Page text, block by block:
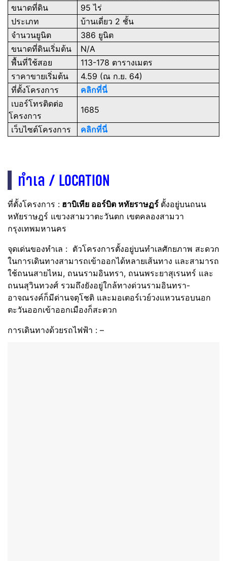
ขนาดที่ดิน
95 ไร่
ประเภท
บ้านเดี่ยว 2 ชั้น
จำนวนยูนิต
386 ยูนิต
ขนาดที่ดินเริ่มต้น
N/A
พื้นที่ใช้สอย
113-178 ตารางเมตร
ราคาขายเริ่มต้น
4.59 (ณ ก.ย. 64)
ที่ตั้งโครงการ
คลิกที่นี่
เบอร์โทรติดต่อ
โครงการ
1685
เว็บไซต์โครงการ
คลิกที่นี่
ทำเล / LOCATION
ที่ตั้งโครงการ : ฮาบิเทีย ออร์บิต หทัยราษฏร์ ตั้งอยู่บนถนน
หทัยราษฎร์ แขวงสามวาตะวันตก เขตคลองสามวา
กรุงเทพมหานคร
จุดเด่นของทำเล : ตัวโครงการตั้งอยู่บนทำเลศักยภาพ สะดวก
ในการเดินทางสามารถเข้าออกได้หลายเส้นทาง และสามารถ
ใช้ถนนสายไหม, ถนนรามอินทรา, ถนนพระยาสุเรนทร์ และ
ถนนสุวินทวงศ์ รวมถึงยังอยู่ใกล้ทางด่วนรามอินทรา-
อาจณรงค์ก็มีด่านจตุโชติ และมอเตอร์เวย์วงแหวนรอบนอก
ตะวันออกเข้าออกเมืองก็สะดวก
การเดินทางด้วยรถไฟฟ้า : –